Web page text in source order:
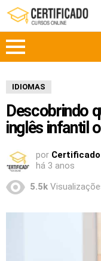
IDIOMAS
Descobrindo
inglês infantil
por Certificado
há 3 anos
5.5k